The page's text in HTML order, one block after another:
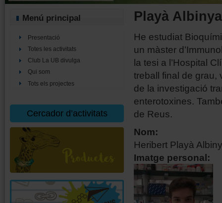
Menú principal
Presentació
Totes les activitats
Club La UB divulga
Qui som
Tots els projectes
Cercador d’activitats
Playà
He estudiat
un màster
la tesi a l’Hospital
treball final de grau,
de la investigació
enterotoxines.
de Reus.
Nom:
Heribert Playà
Imatge personal: